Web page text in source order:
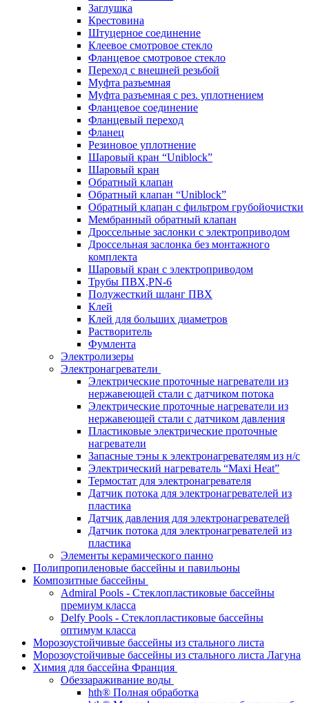
Заглушка
Крестовина
Штуцерное соединение
Клеевое смотровое стекло
Фланцевое смотровое стекло
Переход с внешней резьбой
Муфта разъемная
Муфта разъемная с рез. уплотнением
Фланцевое соединение
Фланцевый переход
Фланец
Резиновое уплотнение
Шаровый кран “Uniblock”
Шаровый кран
Обратный клапан
Обратный клапан “Uniblock”
Обратный клапан с фильтром грубойочистки
Мембранный обратный клапан
Дроссельные заслонки с электроприводом
Дроссельная заслонка без монтажного
комплекта
Шаровый кран с электроприводом
Трубы ПВХ,PN-6
Полужесткий шланг ПВХ
Клей
Клей для больших диаметров
Растворитель
Фумлента
Электролизеры
Электронагреватели
Электрические проточные нагреватели из
нержавеющей стали с датчиком потока
Электрические проточные нагреватели из
нержавеющей стали с датчиком давления
Пластиковые электрические проточные
нагреватели
Запасные тэны к электронагревателям из н/с
Электрический нагреватель “Maxi Heat”
Термостат для электронагревателя
Датчик потока для электронагревателей из
пластика
Датчик давления для электронагревателей
Датчик потока для электронагревателей из
пластика
Элементы керамического панно
Полипропиленовые бассейны и павильоны
Композитные бассейны
Admiral Pools - Стеклопластиковые бассейны
премиум класса
Delfy Pools - Стеклопластиковые бассейны
оптимум класса
Морозоустойчивые бассейны из стального листа
Морозоустойчивые бассейны из стального листа Лагуна
Химия для бассейна Франция
Обеззараживание воды
hth® Полная обработка